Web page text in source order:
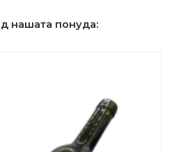
нашата понуда: